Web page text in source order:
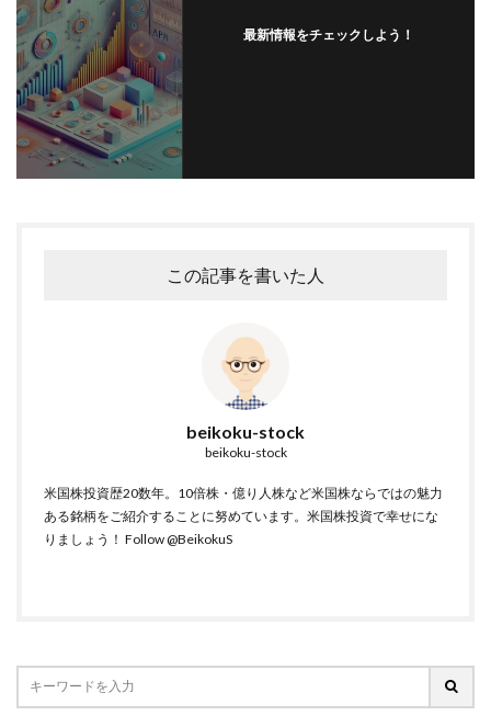
最新情報をチェックしよう！
この記事を書いた人
beikoku-stock
beikoku-stock
米国株投資歴20数年。10倍株・億り人株など米国株ならではの魅力
ある銘柄をご紹介することに努めています。米国株投資で幸せにな
りましょう！ Follow @BeikokuS